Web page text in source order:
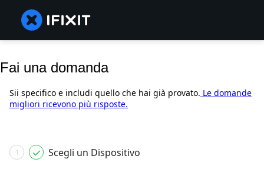
Fai una domanda
Sii specifico e includi quello che hai già provato. Le domande
migliori ricevono più risposte.
1 Scegli un Dispositivo